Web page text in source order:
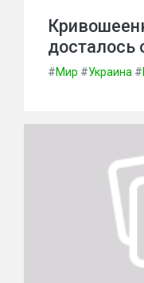
досталось
#Мир #Украина #